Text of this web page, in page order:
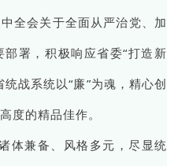
全会关于全面从严治党、加
署，积极响应省委“打造新
战系统以“廉”为魂，精心创
度的精品佳作。
体兼备、风格多元，尽显统